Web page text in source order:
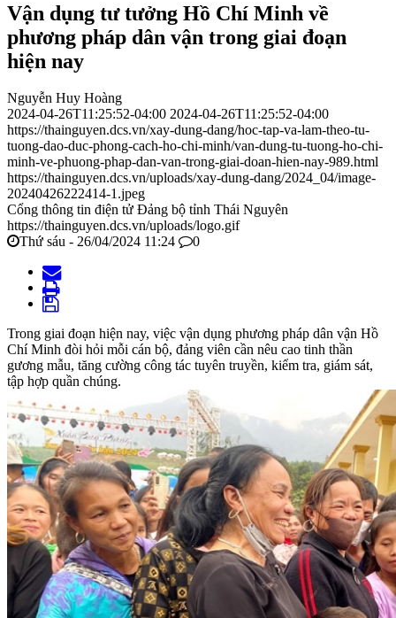
Vận dụng tư tưởng Hồ Chí Minh về
phương pháp dân vận trong giai đoạn
hiện nay
Nguyễn Huy Hoàng
2024-04-26T11:25:52-04:00 2024-04-26T11:25:52-04:00
https://thainguyen.dcs.vn/xay-dung-dang/hoc-tap-va-lam-theo-tu-
tuong-dao-duc-phong-cach-ho-chi-minh/van-dung-tu-tuong-ho-chi-
minh-ve-phuong-phap-dan-van-trong-giai-doan-hien-nay-989.html
https://thainguyen.dcs.vn/uploads/xay-dung-dang/2024_04/image-
20240426222414-1.jpeg
Cổng thông tin điện tử Đảng bộ tỉnh Thái Nguyên
https://thainguyen.dcs.vn/uploads/logo.gif
Thứ sáu - 26/04/2024 11:24
0
Trong giai đoạn hiện nay, việc vận dụng phương pháp dân vận Hồ
Chí Minh đòi hỏi mỗi cán bộ, đảng viên cần nêu cao tinh thần
gương mẫu, tăng cường công tác tuyên truyền, kiểm tra, giám sát,
tập hợp quần chúng.